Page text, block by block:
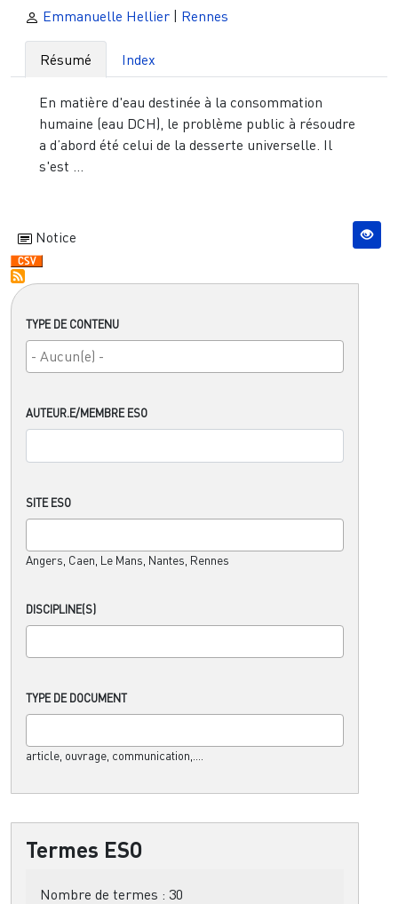
TYPE DE CONTENU
AUTEUR.E/MEMBRE ESO
SITE ESO
Angers, Caen, Le Mans, Nantes, Rennes
DISCIPLINE(S)
TYPE DE DOCUMENT
article, ouvrage, communication,....
Termes ESO
Nombre de termes : 30
Emmanuelle Hellier | Rennes
Résumé Index
En matière d'eau destinée à la consommation
humaine (eau DCH), le problème public à résoudre
a d’abord été celui de la desserte universelle. Il
s'est ...
Notice